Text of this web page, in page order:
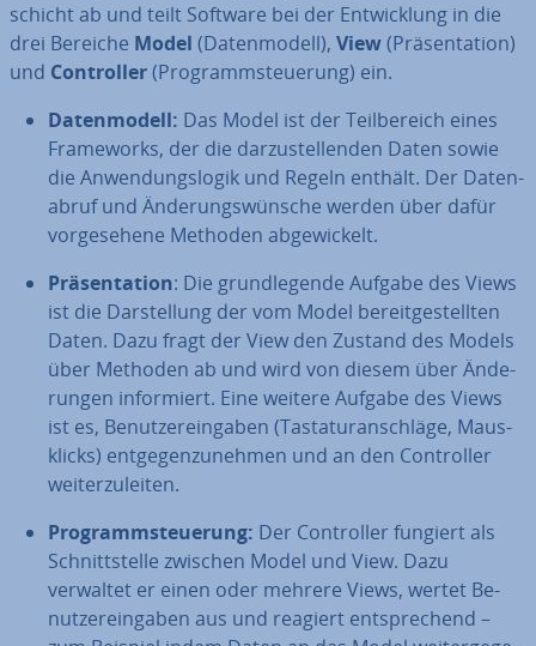
schicht ab und teilt Software bei der Ent­wick­lung in die
drei Bereiche Model (Da­ten­mo­dell), View(Prä­sen­ta­ti­on)
und Con­trol­ler(Pro­gramm­steue­rung) ein.
Da­ten­mo­dell: Das Model ist der Teil­be­reich eines
Frame­works, der die dar­zu­stel­len­den Daten sowie
die An­wen­dungs­lo­gik und Regeln enthält. Der Da­ten­
ab­ruf und Än­de­rungs­wün­sche werden über dafür
vor­ge­se­he­ne Methoden ab­ge­wi­ckelt.
Prä­sen­ta­ti­on: Die grund­le­gen­de Aufgabe des Views
ist die Dar­stel­lung der vom Model be­reit­ge­stell­ten
Daten. Dazu fragt der View den Zustand des Models
über Methoden ab und wird von diesem über Än­de­
run­gen in­for­miert. Eine weitere Aufgabe des Views
ist es, Be­nut­zer­ein­ga­ben (Tas­ta­tur­an­schlä­ge, Maus­
klicks) ent­ge­gen­zu­neh­men und an den Con­trol­ler
wei­ter­zu­lei­ten.
Pro­gramm­steue­rung: Der Con­trol­ler fungiert als
Schnitt­stel­le zwischen Model und View. Dazu
verwaltet er einen oder mehrere Views, wertet Be­
nut­zer­ein­ga­ben aus und reagiert ent­spre­chend –